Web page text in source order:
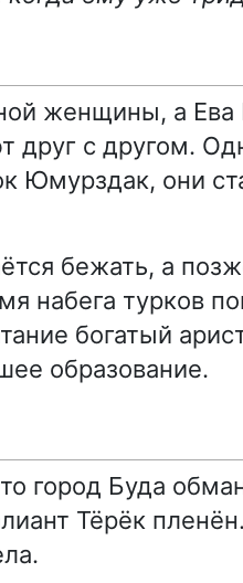
женщины, а
друг с другом.
Юмурздак, они
бежать, а
набега турков
богатый
образование.
город Буда
Тёрёк